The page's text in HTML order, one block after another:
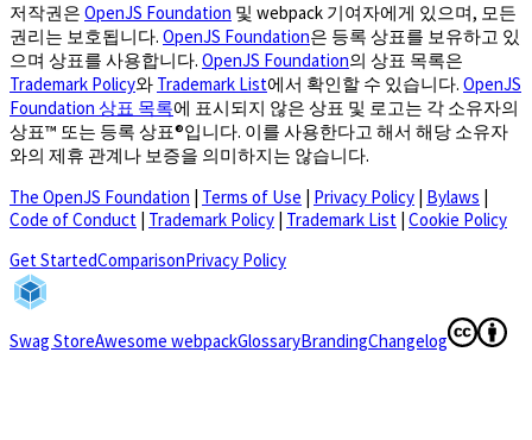
저작권은 OpenJS Foundation 및 webpack 기여자에게 있으며, 모든
권리는 보호됩니다. OpenJS Foundation은 등록 상표를 보유하고 있
으며 상표를 사용합니다. OpenJS Foundation의 상표 목록은
Trademark Policy와 Trademark List에서 확인할 수 있습니다. OpenJS
Foundation 상표 목록에 표시되지 않은 상표 및 로고는 각 소유자의
상표™ 또는 등록 상표®입니다. 이를 사용한다고 해서 해당 소유자
와의 제휴 관계나 보증을 의미하지는 않습니다.
The OpenJS Foundation
Terms of Use Privacy Policy Bylaws
Code of Conduct Trademark Policy Trademark List Cookie Policy
Get StartedComparisonPrivacy Policy(opens in a new tab)
Swag StoreAwesome webpackGlossaryBrandingChangelog
(opens in